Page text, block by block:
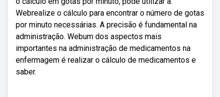
Webrealize o cálculo para encontrar o número de gotas
por minuto necessárias. A precisão é fundamental na
administração. Webum dos aspectos mais
importantes na administração de medicamentos na
enfermagem é realizar o cálculo de medicamentos e
saber.